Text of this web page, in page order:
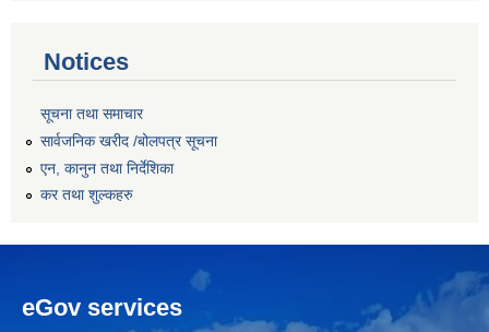
Notices
सूचना तथा समाचार
सार्वजनिक खरीद /बोलपत्र सूचना
एन, कानुन तथा निर्देशिका
कर तथा शुल्कहरु
eGov services